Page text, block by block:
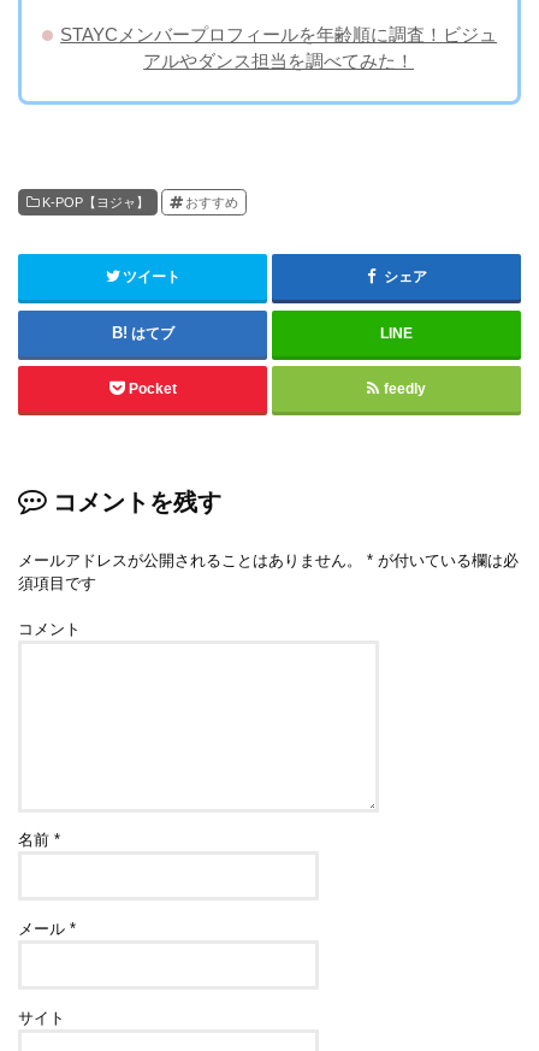
STAYCメンバープロフィールを年齢順に調査！ビジュ
アルやダンス担当を調べてみた！
K-POP【ヨジャ】 おすすめ
ツイート シェア
はてブ LINE
Pocket feedly
コメントを残す
メールアドレスが公開されることはありません。 * が付いている欄は必
須項目です
コメント
名前*
メール*
サイト